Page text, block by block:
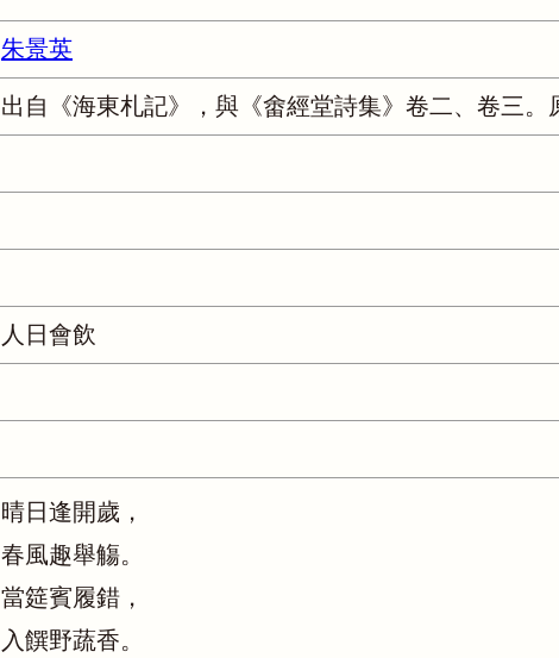
朱景英
出自《海東札記》，與《畬經堂詩集》卷二、卷三
人日會飲
晴日逢開歲，
春風趣舉觴。
當筵賓履錯，
入饌野蔬香。